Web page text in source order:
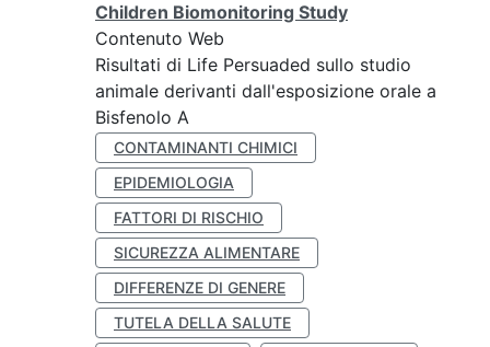
Children Biomonitoring Study
Contenuto Web
Risultati di Life Persuaded sullo studio
animale derivanti dall'esposizione orale a
Bisfenolo A
CONTAMINANTI CHIMICI
EPIDEMIOLOGIA
FATTORI DI RISCHIO
SICUREZZA ALIMENTARE
DIFFERENZE DI GENERE
TUTELA DELLA SALUTE